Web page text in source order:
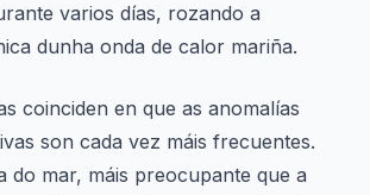
varios días, rozando a
dunha onda de calor mariña.
coinciden en que as anomalías
son cada vez máis frecuentes.
do mar, máis preocupante que a